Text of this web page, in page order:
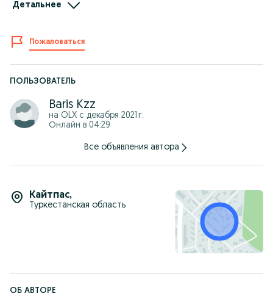
• Пульт дистанционного управления для родителей
• Музыка, Bluetooth, USB
• Открывающиеся двери
• Удобное сиденье
• Бренд: Toyota
• Скорость: 3–5 км/ч
• Максимальная нагрузка: до 30 кг
• Аккумулятор: 12V
• Привод: 2 мотора
Детальнее
Пожаловаться
ПОЛЬЗОВАТЕЛЬ
Baris Kzz
на OLX с декабря 2021 г.
Онлайн в 04:29
Все объявления автора
Кайтпас,
Туркестанская область
ОБ АВТОРЕ